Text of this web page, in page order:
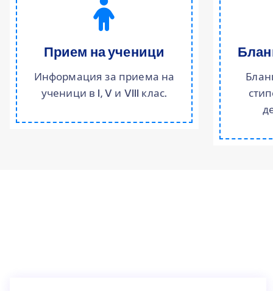
Прием на ученици
Информация за приема на
ученици в I, V и VIII клас.